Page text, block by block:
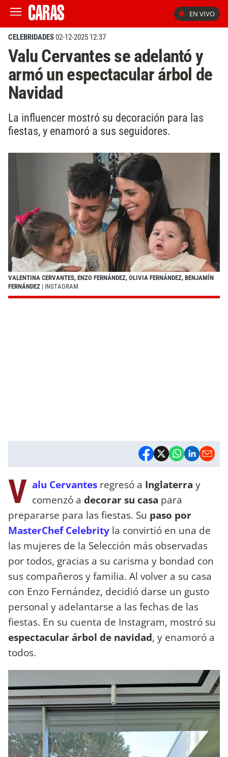
EN VIVO
CELEBRIDADES02-12-2025 12:37
Valu Cervantes se adelantó y
armó un espectacular árbol de
Navidad
La influencer mostró su decoración para las
fiestas, y enamoró a sus seguidores.
VALENTINA CERVANTES, ENZO FERNÁNDEZ, OLIVIA FERNÁNDEZ, BENJAMÍN
FERNÁNDEZ | INSTAGRAM
V alu Cervantes regresó a Inglaterra y
comenzó a decorar su casa para
prepararse para las fiestas. Su paso por
MasterChef Celebrity la convirtió en una de
las mujeres de la Selección más observadas
por todos, gracias a su carisma y bondad con
sus compañeros y familia. Al volver a su casa
con Enzo Fernández, decidió darse un gusto
personal y adelantarse a las fechas de las
fiestas. En su cuenta de Instagram, mostró su
espectacular árbol de navidad, y enamoró a
todos.